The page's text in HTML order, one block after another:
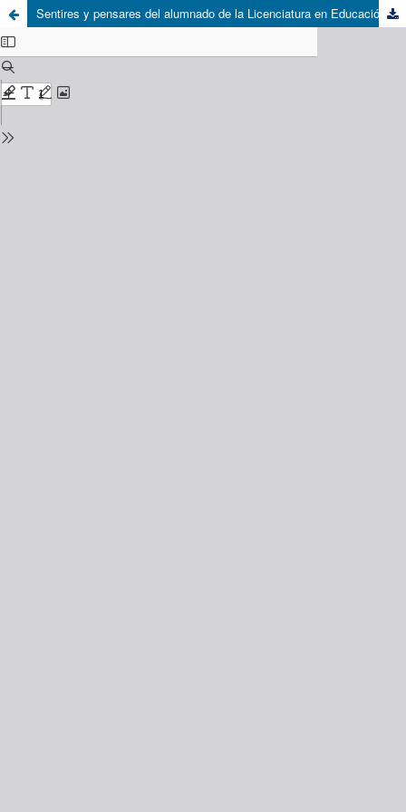
Sentires y pensares del alumnado de la Licenciatura en Educación Indígena en UPN Acambay: una mirada desde la interculturalidad